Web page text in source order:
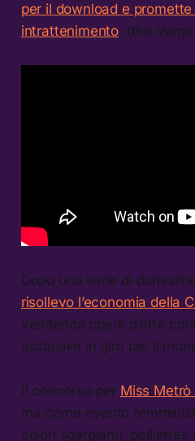
per il download e promette
intrattenimento. (the
Dopo una serie di
risollevo l’economia della
vendendo opere d’arte
esclusive in giro per il
Il concorso per Miss
ma come evento
colori sgargianti, paillettes